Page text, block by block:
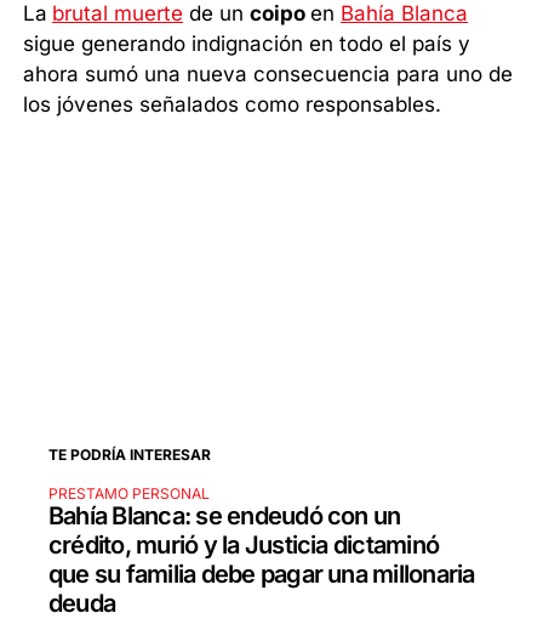
La brutal muerte de uncoipoen Bahía Blanca
sigue generando indignación en todo el país y
ahora sumó una nueva consecuencia para uno de
los jóvenes señalados como responsables.
TE PODRÍA INTERESAR
PRESTAMO PERSONAL
Bahía Blanca: se endeudó con un
crédito, murió y la Justicia dictaminó
que su familia debe pagar una millonaria
deuda